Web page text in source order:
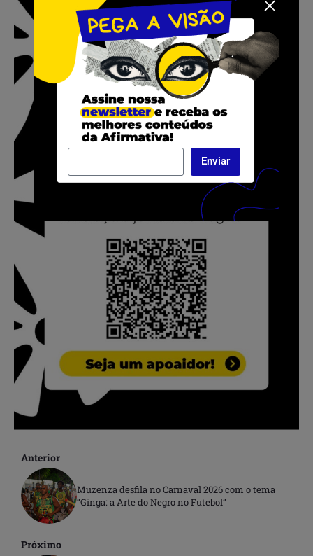
Anterior
Muzenza desfila no Carnaval 2026 com o tema
“Ginga: a Arte do Negro no Futebol”
Próximo
Enviar